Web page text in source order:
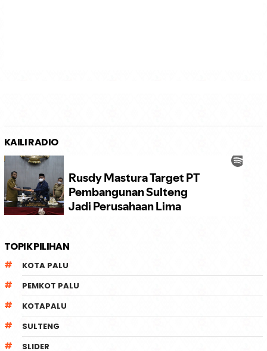
KAILI RADIO
TOPIK PILIHAN
KOTA PALU
PEMKOT PALU
KOTAPALU
SULTENG
SLIDER